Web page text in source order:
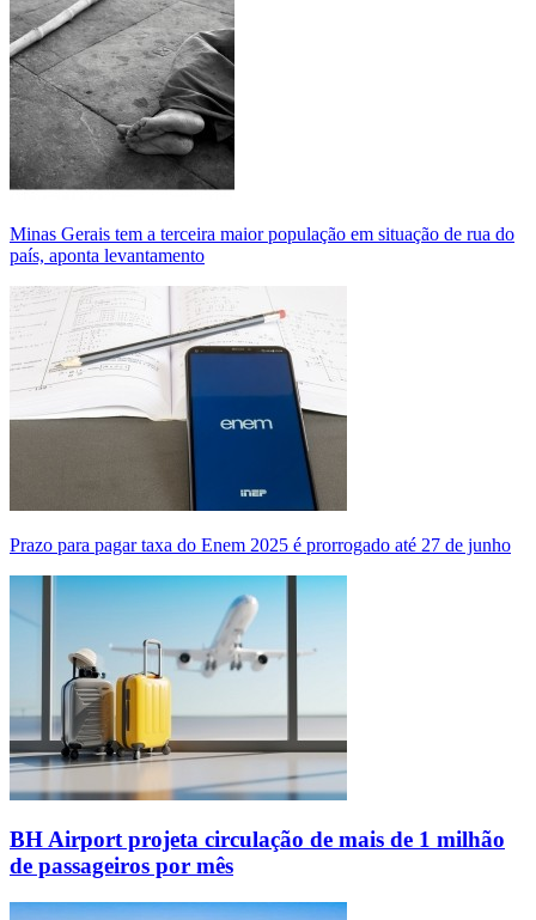
Minas Gerais tem a terceira maior população em situação de rua do
país, aponta levantamento
Prazo para pagar taxa do Enem 2025 é prorrogado até 27 de junho
BH Airport projeta circulação de mais de 1 milhão
de passageiros por mês